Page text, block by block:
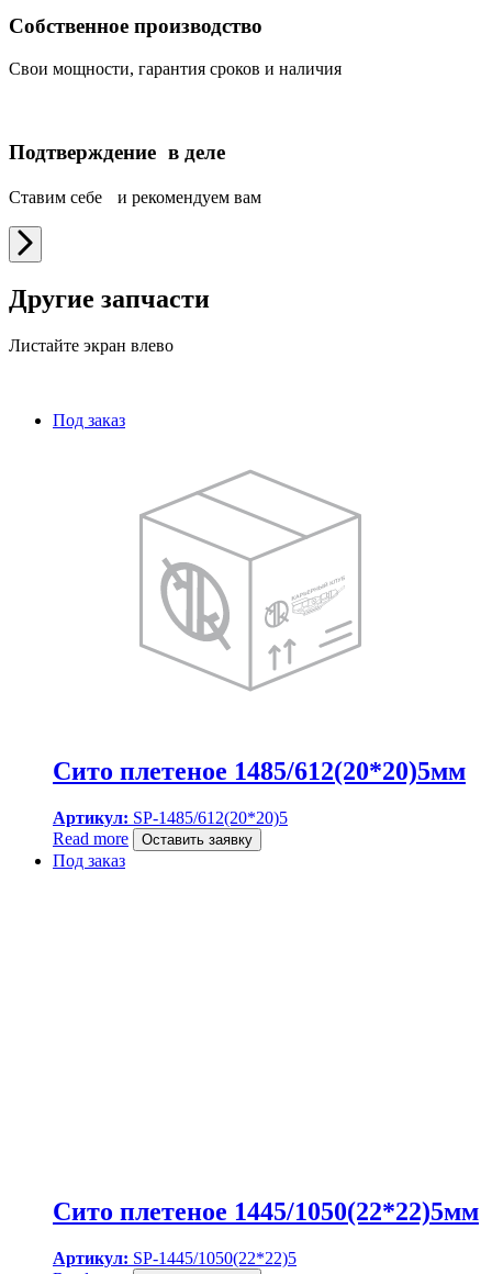
Собственное производство
Свои мощности, гарантия сроков и наличия
Подтверждение в деле
Ставим себе и рекомендуем вам
Другие запчасти
Листайте экран влево
Под заказ
Сито плетеное 1485/612(20*20)5мм
Артикул: SP-1485/612(20*20)5
Read more
Оставить заявку
Под заказ
Сито плетеное 1445/1050(22*22)5мм
Артикул: SP-1445/1050(22*22)5